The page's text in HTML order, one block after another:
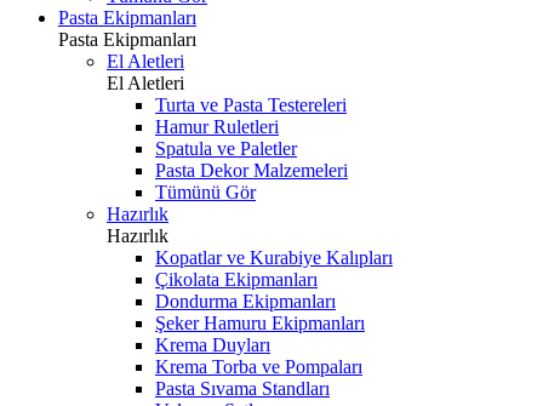
Pasta Ekipmanları
Pasta Ekipmanları
El Aletleri
El Aletleri
Turta ve Pasta Testereleri
Hamur Ruletleri
Spatula ve Paletler
Pasta Dekor Malzemeleri
Tümünü Gör
Hazırlık
Hazırlık
Kopatlar ve Kurabiye Kalıpları
Çikolata Ekipmanları
Dondurma Ekipmanları
Şeker Hamuru Ekipmanları
Krema Duyları
Krema Torba ve Pompaları
Pasta Sıvama Standları